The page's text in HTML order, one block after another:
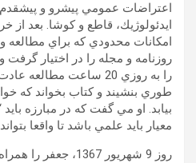
اعتراضات عمومي پيشرو و پيشقدم
ايدئولوژيك، قاطع و كوشا. بعد از
امكانات محدودي كه براي مطالعه
روزنامه و مجله را در اختيار
را به روزي 20 ساعت
طوري بنشيند و كتاب بخواند كه
بيابد. او مي گفت كه در مبارزه
معيار بايد علمي باشد تا واقعا
روز 9 شهريور 1367،